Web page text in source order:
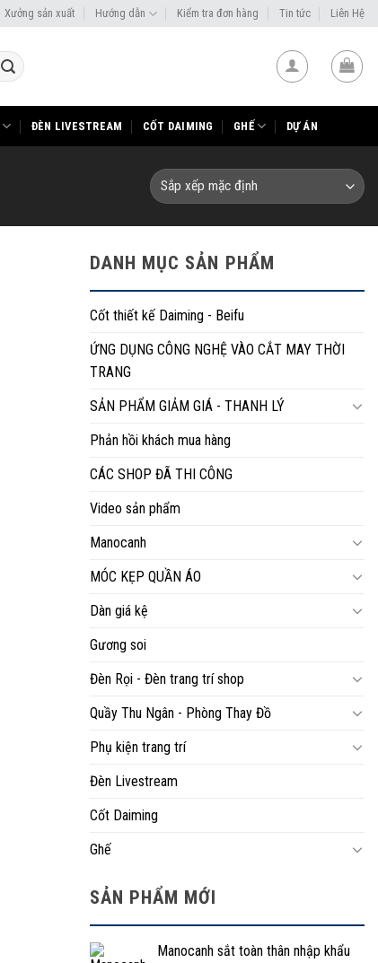
Xưởng sản xuất Hướng dẫn Kiểm tra đơn hàng Tin tức Liên Hệ
ĐÈN LIVESTREAM CỐT DAIMING GHẾ DỰ ÁN
DANH MỤC SẢN PHẨM
Cốt thiết kế Daiming - Beifu
ỨNG DỤNG CÔNG NGHỆ VÀO CẮT MAY THỜI
TRANG
SẢN PHẨM GIẢM GIÁ - THANH LÝ
Phản hồi khách mua hàng
CÁC SHOP ĐÃ THI CÔNG
Video sản phẩm
Manocanh
MÓC KẸP QUẦN ÁO
Dàn giá kệ
Gương soi
Đèn Rọi - Đèn trang trí shop
Quầy Thu Ngân - Phòng Thay Đồ
Phụ kiện trang trí
Đèn Livestream
Cốt Daiming
Ghế
SẢN PHẨM MỚI
Manocanh sắt toàn thân nhập khẩu